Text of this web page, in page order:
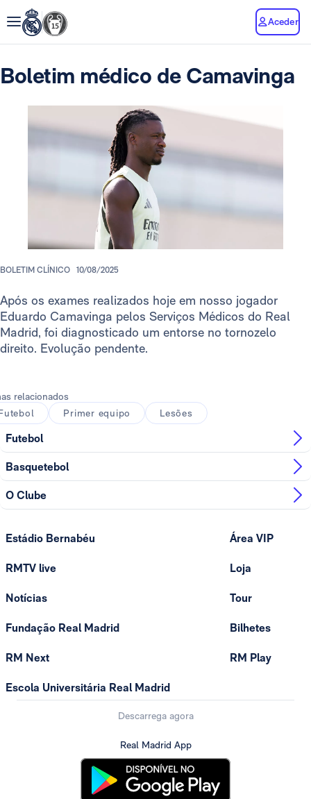
Aceder
Boletim médico de Camavinga
BOLETIM CLÍNICO 10/08/2025
Após os exames realizados hoje em nosso jogador
Eduardo Camavinga pelos Serviços Médicos do Real
Madrid, foi diagnosticado um entorse no tornozelo
direito. Evolução pendente.
relacionados
Primer equipo Lesões
Futebol
Basquetebol
O Clube
Estádio Bernabéu
RMTV live
Notícias
Fundação Real Madrid
RM Next
Escola Universitária Real Madrid
Área VIP
Loja
Tour
Bilhetes
RM Play
Descarrega agora
Real Madrid App